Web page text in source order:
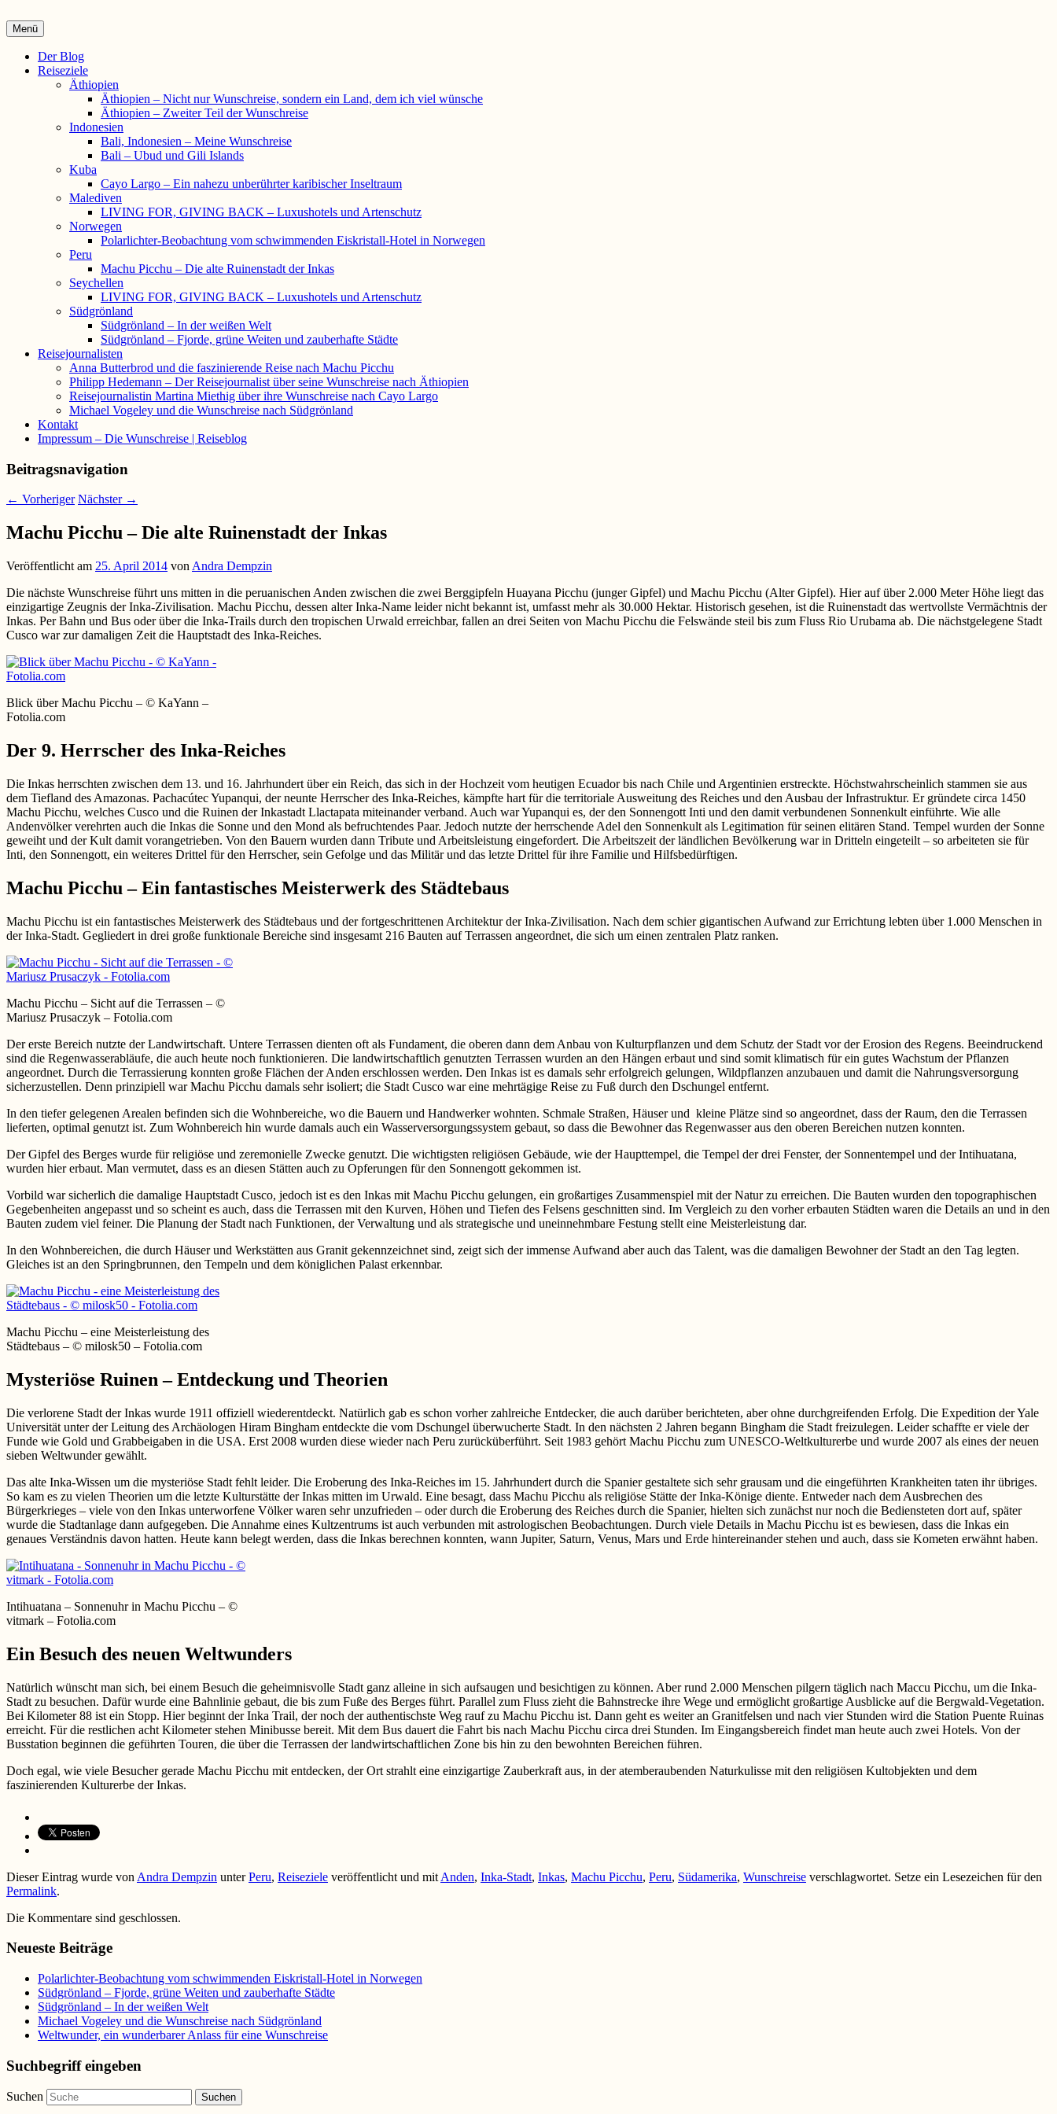
Die Wunschreise | Reiseblog
Reiseberichte und Interviews
Menü
Primäres
Menü
Der Blog
Reiseziele
Äthiopien
Äthiopien – Nicht nur Wunschreise, sondern ein Land, dem ich viel wünsche
Äthiopien – Zweiter Teil der Wunschreise
Indonesien
Bali, Indonesien – Meine Wunschreise
Bali – Ubud und Gili Islands
Kuba
Cayo Largo – Ein nahezu unberührter karibischer Inseltraum
Malediven
LIVING FOR, GIVING BACK – Luxushotels und Artenschutz
Norwegen
Polarlichter-Beobachtung vom schwimmenden Eiskristall-Hotel in Norwegen
Peru
Machu Picchu – Die alte Ruinenstadt der Inkas
Seychellen
LIVING FOR, GIVING BACK – Luxushotels und Artenschutz
Südgrönland
Südgrönland – In der weißen Welt
Südgrönland – Fjorde, grüne Weiten und zauberhafte Städte
Reisejournalisten
Anna Butterbrod und die faszinierende Reise nach Machu Picchu
Philipp Hedemann – Der Reisejournalist über seine Wunschreise nach Äthiopien
Reisejournalistin Martina Miethig über ihre Wunschreise nach Cayo Largo
Michael Vogeley und die Wunschreise nach Südgrönland
Kontakt
Impressum – Die Wunschreise | Reiseblog
Beitragsnavigation
← Vorheriger Nächster →
Machu Picchu – Die alte Ruinenstadt der Inkas
Veröffentlicht am 25. April 2014 von Andra Dempzin
Die nächste Wunschreise führt uns mitten in die peruanischen Anden zwischen die zwei Berggipfeln Huayana Picchu (junger Gipfel) und Machu Picchu (Alter Gipfel). Hier auf über 2.000 Meter Höhe liegt das
einzigartige Zeugnis der Inka-Zivilisation. Machu Picchu, dessen alter Inka-Name leider nicht bekannt ist, umfasst mehr als 30.000 Hektar. Historisch gesehen, ist die Ruinenstadt das wertvollste Vermächtnis der
Inkas. Per Bahn und Bus oder über die Inka-Trails durch den tropischen Urwald erreichbar, fallen an drei Seiten von Machu Picchu die Felswände steil bis zum Fluss Rio Urubama ab. Die nächstgelegene Stadt
Cusco war zur damaligen Zeit die Hauptstadt des Inka-Reiches.
Blick über Machu Picchu – © KaYann –
Fotolia.com
Der 9. Herrscher des Inka-Reiches
Die Inkas herrschten zwischen dem 13. und 16. Jahrhundert über ein Reich, das sich in der Hochzeit vom heutigen Ecuador bis nach Chile und Argentinien erstreckte. Höchstwahrscheinlich stammen sie aus
dem Tiefland des Amazonas. Pachacútec Yupanqui, der neunte Herrscher des Inka-Reiches, kämpfte hart für die territoriale Ausweitung des Reiches und den Ausbau der Infrastruktur. Er gründete circa 1450
Machu Picchu, welches Cusco und die Ruinen der Inkastadt Llactapata miteinander verband. Auch war Yupanqui es, der den Sonnengott Inti und den damit verbundenen Sonnenkult einführte. Wie alle
Andenvölker verehrten auch die Inkas die Sonne und den Mond als befruchtendes Paar. Jedoch nutzte der herrschende Adel den Sonnenkult als Legitimation für seinen elitären Stand. Tempel wurden der Sonne
geweiht und der Kult damit vorangetrieben. Von den Bauern wurden dann Tribute und Arbeitsleistung eingefordert. Die Arbeitszeit der ländlichen Bevölkerung war in Dritteln eingeteilt – so arbeiteten sie für
Inti, den Sonnengott, ein weiteres Drittel für den Herrscher, sein Gefolge und das Militär und das letzte Drittel für ihre Familie und Hilfsbedürftigen.
Machu Picchu – Ein fantastisches Meisterwerk des Städtebaus
Machu Picchu ist ein fantastisches Meisterwerk des Städtebaus und der fortgeschrittenen Architektur der Inka-Zivilisation. Nach dem schier gigantischen Aufwand zur Errichtung lebten über 1.000 Menschen in
der Inka-Stadt. Gegliedert in drei große funktionale Bereiche sind insgesamt 216 Bauten auf Terrassen angeordnet, die sich um einen zentralen Platz ranken.
Machu Picchu – Sicht auf die Terrassen – ©
Mariusz Prusaczyk – Fotolia.com
Der erste Bereich nutzte der Landwirtschaft. Untere Terrassen dienten oft als Fundament, die oberen dann dem Anbau von Kulturpflanzen und dem Schutz der Stadt vor der Erosion des Regens. Beeindruckend
sind die Regenwasserabläufe, die auch heute noch funktionieren. Die landwirtschaftlich genutzten Terrassen wurden an den Hängen erbaut und sind somit klimatisch für ein gutes Wachstum der Pflanzen
angeordnet. Durch die Terrassierung konnten große Flächen der Anden erschlossen werden. Den Inkas ist es damals sehr erfolgreich gelungen, Wildpflanzen anzubauen und damit die Nahrungsversorgung
sicherzustellen. Denn prinzipiell war Machu Picchu damals sehr isoliert; die Stadt Cusco war eine mehrtägige Reise zu Fuß durch den Dschungel entfernt.
In den tiefer gelegenen Arealen befinden sich die Wohnbereiche, wo die Bauern und Handwerker wohnten. Schmale Straßen, Häuser und kleine Plätze sind so angeordnet, dass der Raum, den die Terrassen
lieferten, optimal genutzt ist. Zum Wohnbereich hin wurde damals auch ein Wasserversorgungssystem gebaut, so dass die Bewohner das Regenwasser aus den oberen Bereichen nutzen konnten.
Der Gipfel des Berges wurde für religiöse und zeremonielle Zwecke genutzt. Die wichtigsten religiösen Gebäude, wie der Haupttempel, die Tempel der drei Fenster, der Sonnentempel und der Intihuatana,
wurden hier erbaut. Man vermutet, dass es an diesen Stätten auch zu Opferungen für den Sonnengott gekommen ist.
Vorbild war sicherlich die damalige Hauptstadt Cusco, jedoch ist es den Inkas mit Machu Picchu gelungen, ein großartiges Zusammenspiel mit der Natur zu erreichen. Die Bauten wurden den topographischen
Gegebenheiten angepasst und so scheint es auch, dass die Terrassen mit den Kurven, Höhen und Tiefen des Felsens geschnitten sind. Im Vergleich zu den vorher erbauten Städten waren die Details an und in den
Bauten zudem viel feiner. Die Planung der Stadt nach Funktionen, der Verwaltung und als strategische und uneinnehmbare Festung stellt eine Meisterleistung dar.
In den Wohnbereichen, die durch Häuser und Werkstätten aus Granit gekennzeichnet sind, zeigt sich der immense Aufwand aber auch das Talent, was die damaligen Bewohner der Stadt an den Tag legten.
Gleiches ist an den Springbrunnen, den Tempeln und dem königlichen Palast erkennbar.
Machu Picchu – eine Meisterleistung des
Städtebaus – © milosk50 – Fotolia.com
Mysteriöse Ruinen – Entdeckung und Theorien
Die verlorene Stadt der Inkas wurde 1911 offiziell wiederentdeckt. Natürlich gab es schon vorher zahlreiche Entdecker, die auch darüber berichteten, aber ohne durchgreifenden Erfolg. Die Expedition der Yale
Universität unter der Leitung des Archäologen Hiram Bingham entdeckte die vom Dschungel überwucherte Stadt. In den nächsten 2 Jahren begann Bingham die Stadt freizulegen. Leider schaffte er viele der
Funde wie Gold und Grabbeigaben in die USA. Erst 2008 wurden diese wieder nach Peru zurücküberführt. Seit 1983 gehört Machu Picchu zum UNESCO-Weltkulturerbe und wurde 2007 als eines der neuen
sieben Weltwunder gewählt.
Das alte Inka-Wissen um die mysteriöse Stadt fehlt leider. Die Eroberung des Inka-Reiches im 15. Jahrhundert durch die Spanier gestaltete sich sehr grausam und die eingeführten Krankheiten taten ihr übriges.
So kam es zu vielen Theorien um die letzte Kulturstätte der Inkas mitten im Urwald. Eine besagt, dass Machu Picchu als religiöse Stätte der Inka-Könige diente. Entweder nach dem Ausbrechen des
Bürgerkrieges – viele von den Inkas unterworfene Völker waren sehr unzufrieden – oder durch die Eroberung des Reiches durch die Spanier, hielten sich zunächst nur noch die Bediensteten dort auf, später
wurde die Stadtanlage dann aufgegeben. Die Annahme eines Kultzentrums ist auch verbunden mit astrologischen Beobachtungen. Durch viele Details in Machu Picchu ist es bewiesen, dass die Inkas ein
genaues Verständnis davon hatten. Heute kann belegt werden, dass die Inkas berechnen konnten, wann Jupiter, Saturn, Venus, Mars und Erde hintereinander stehen und auch, dass sie Kometen erwähnt haben.
Intihuatana – Sonnenuhr in Machu Picchu – ©
vitmark – Fotolia.com
Ein Besuch des neuen Weltwunders
Natürlich wünscht man sich, bei einem Besuch die geheimnisvolle Stadt ganz alleine in sich aufsaugen und besichtigen zu können. Aber rund 2.000 Menschen pilgern täglich nach Maccu Picchu, um die Inka-
Stadt zu besuchen. Dafür wurde eine Bahnlinie gebaut, die bis zum Fuße des Berges führt. Parallel zum Fluss zieht die Bahnstrecke ihre Wege und ermöglicht großartige Ausblicke auf die Bergwald-Vegetation.
Bei Kilometer 88 ist ein Stopp. Hier beginnt der Inka Trail, der noch der authentischste Weg rauf zu Machu Picchu ist. Dann geht es weiter an Granitfelsen und nach vier Stunden wird die Station Puente Ruinas
erreicht. Für die restlichen acht Kilometer stehen Minibusse bereit. Mit dem Bus dauert die Fahrt bis nach Machu Picchu circa drei Stunden. Im Eingangsbereich findet man heute auch zwei Hotels. Von der
Busstation beginnen die geführten Touren, die über die Terrassen der landwirtschaftlichen Zone bis hin zu den bewohnten Bereichen führen.
Doch egal, wie viele Besucher gerade Machu Picchu mit entdecken, der Ort strahlt eine einzigartige Zauberkraft aus, in der atemberaubenden Naturkulisse mit den religiösen Kultobjekten und dem
faszinierenden Kulturerbe der Inkas.
Dieser Eintrag wurde von Andra Dempzin unterPeru, Reiseziele veröffentlicht und mit Anden, Inka-Stadt, Inkas, Machu Picchu, Peru, Südamerika, Wunschreise verschlagwortet. Setze ein Lesezeichen für den
Permalink.
Die Kommentare sind geschlossen.
Neueste Beiträge
Polarlichter-Beobachtung vom schwimmenden Eiskristall-Hotel in Norwegen
Südgrönland – Fjorde, grüne Weiten und zauberhafte Städte
Südgrönland – In der weißen Welt
Michael Vogeley und die Wunschreise nach Südgrönland
Weltwunder, ein wunderbarer Anlass für eine Wunschreise
Suchbegriff eingeben
Suchen